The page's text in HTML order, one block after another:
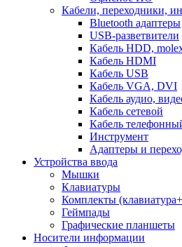
Кабели, переходники,
Bluetooth адаптеры
USB-разветвители
Кабель HDD,
Кабель HDMI
Кабель USB
Кабель VGA, DVI
Кабель аудио,
Кабель сетевой
Кабель
Инструмент
Адаптеры и
Устройства ввода
Мышки
Клавиатуры
Комплекты
Геймпады
Графические планшеты
Носители информации